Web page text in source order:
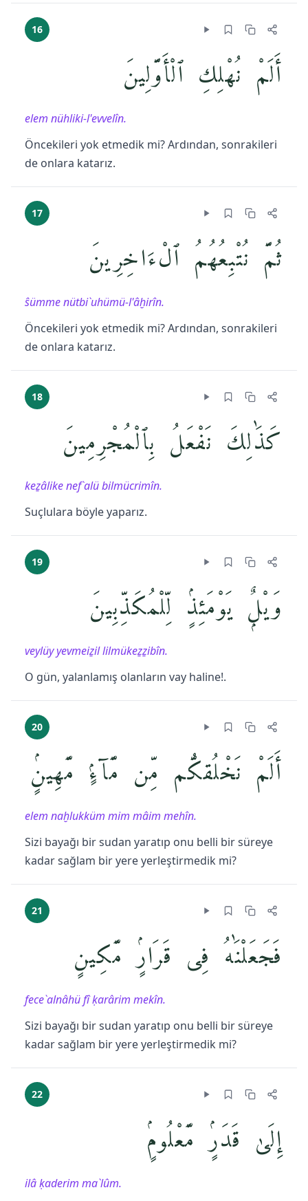
16
أَلَمْ نُهْلِكِ ٱلْأَوَّلِينَ
elem nühliki-l'evvelîn.
Öncekileri yok etmedik mi? Ardından, sonrakileri
de onlara katarız.
17
ثُمَّ نُتْبِعُهُمُ ٱلْءَاخِرِينَ
ŝümme nütbi`uhümü-l'âḫirîn.
Öncekileri yok etmedik mi? Ardından, sonrakileri
de onlara katarız.
18
كَذَٰلِكَ نَفْعَلُ بِٱلْمُجْرِمِينَ
keẕâlike nef`alü bilmücrimîn.
Suçlulara böyle yaparız.
19
وَيْلٌۭ يَوْمَئِذٍۢ لِّلْمُكَذِّبِينَ
veylüy yevmeiẕil lilmükeẕẕibîn.
O gün, yalanlamış olanların vay haline!.
20
أَلَمْ نَخْلُقكُّم مِّن مَّآءٍۢ مَّهِينٍۢ
elem naḫlukküm mim mâim mehîn.
Sizi bayağı bir sudan yaratıp onu belli bir süreye
kadar sağlam bir yere yerleştirmedik mi?
21
فَجَعَلْنَٰهُ فِى قَرَارٍۢ مَّكِينٍ
fece`alnâhü fî ḳarârim mekîn.
Sizi bayağı bir sudan yaratıp onu belli bir süreye
kadar sağlam bir yere yerleştirmedik mi?
22
إِلَىٰ قَدَرٍۢ مَّعْلُومٍۢ
ilâ ḳaderim ma`lûm.